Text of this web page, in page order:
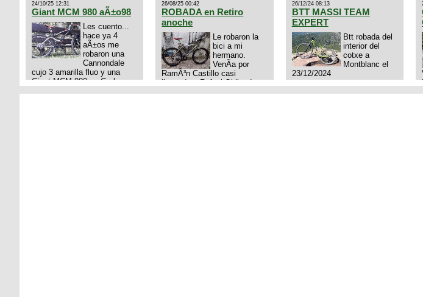
24/10/25 12:31
Giant MCM 980 aÃ±o98
Les cuento...
hace ya 4
aÃ±os me
robaron una
Cannondale
cujo 3 amarilla fluo y una
Giant MCM 980 en Gral
26/08/25 00:42
ROBADA en Retiro
anoche
Le robaron la
bici a mi
hermano.
VenÃ­a por
RamÃ³n Castillo casi
llegando a Rafael Obligado en
26/12/24 08:13
BTT MASSI TEAM
EXPERT
Btt robada del
interior del
cotxe a
Montblanc el
23/12/2024